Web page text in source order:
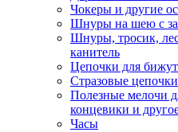
Чокеры и другие
Шнуры на шею с
Шнуры, тросик,
канитель
Цепочки для
Стразовые
Полезные мелочи
концевики и
Часы